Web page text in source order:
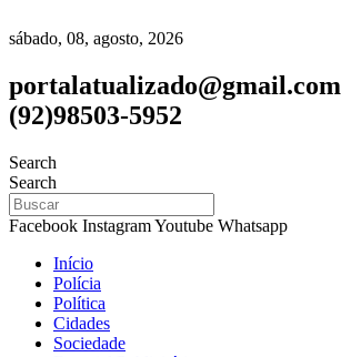
sábado, 08, agosto, 2026
portalatualizado@gmail.com
(92)98503-5952
Search
Search
Facebook InstagramYoutube Whatsapp
Início
Polícia
Política
Cidades
Sociedade